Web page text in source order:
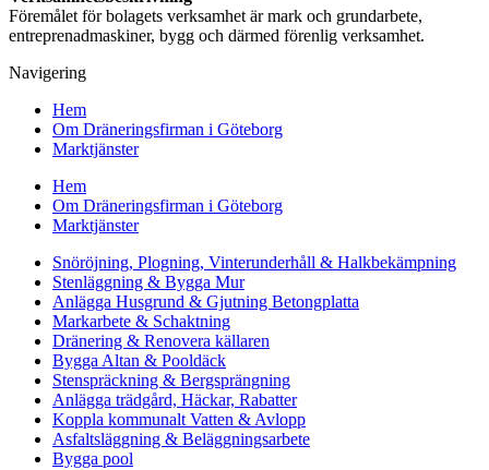
Föremålet för bolagets verksamhet är mark och grundarbete,
entreprenadmaskiner, bygg och därmed förenlig verksamhet.
Navigering
Hem
Om Dräneringsfirman i Göteborg
Marktjänster
Hem
Om Dräneringsfirman i Göteborg
Marktjänster
Snöröjning, Plogning, Vinterunderhåll & Halkbekämpning
Stenläggning & Bygga Mur
Anlägga Husgrund & Gjutning Betongplatta
Markarbete & Schaktning
Dränering & Renovera källaren
Bygga Altan & Pooldäck
Stenspräckning & Bergsprängning
Anlägga trädgård, Häckar, Rabatter
Koppla kommunalt Vatten & Avlopp
Asfaltsläggning & Beläggningsarbete
Bygga pool